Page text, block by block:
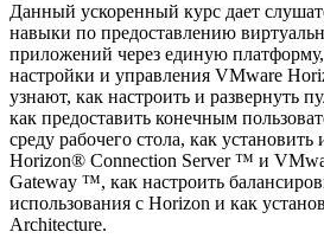
Данный ускоренный курс дает
навыки по предоставлению
приложений через единую
настройки и управления VMware
узнают, как настроить и развернуть
как предоставить конечным
среду рабочего стола, как
Horizon® Connection Server ™ и
Gateway ™, как настроить
использования с Horizon и как
Architecture.